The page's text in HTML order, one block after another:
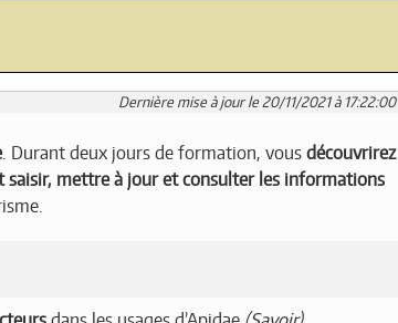
Dernière mise à jour le 20/11/2021 à 17:22:00
. Durant deux jours de formation, vous découvrirez
saisir, mettre à jour et consulter les informations